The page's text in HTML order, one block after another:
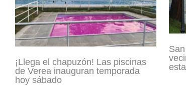
¡Llega el chapuzón! Las piscinas
de Verea inauguran temporada
hoy sábado